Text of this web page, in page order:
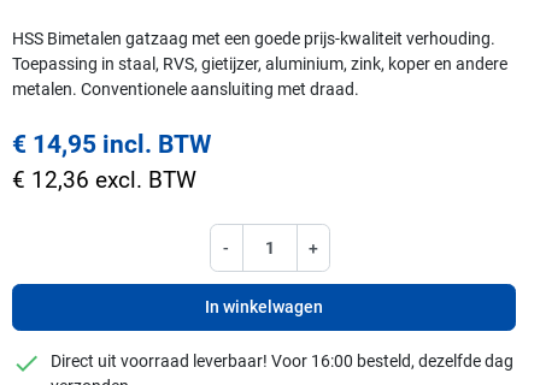
HSS Bimetalen gatzaag met een goede prijs-kwaliteit verhouding.
Toepassing in staal, RVS, gietijzer, aluminium, zink, koper en andere
metalen. Conventionele aansluiting met draad.
€ 14,95 incl. BTW
€ 12,36 excl. BTW
- +
In winkelwagen
checkmark
Direct uit voorraad leverbaar! Voor 16:00 besteld, dezelfde dag